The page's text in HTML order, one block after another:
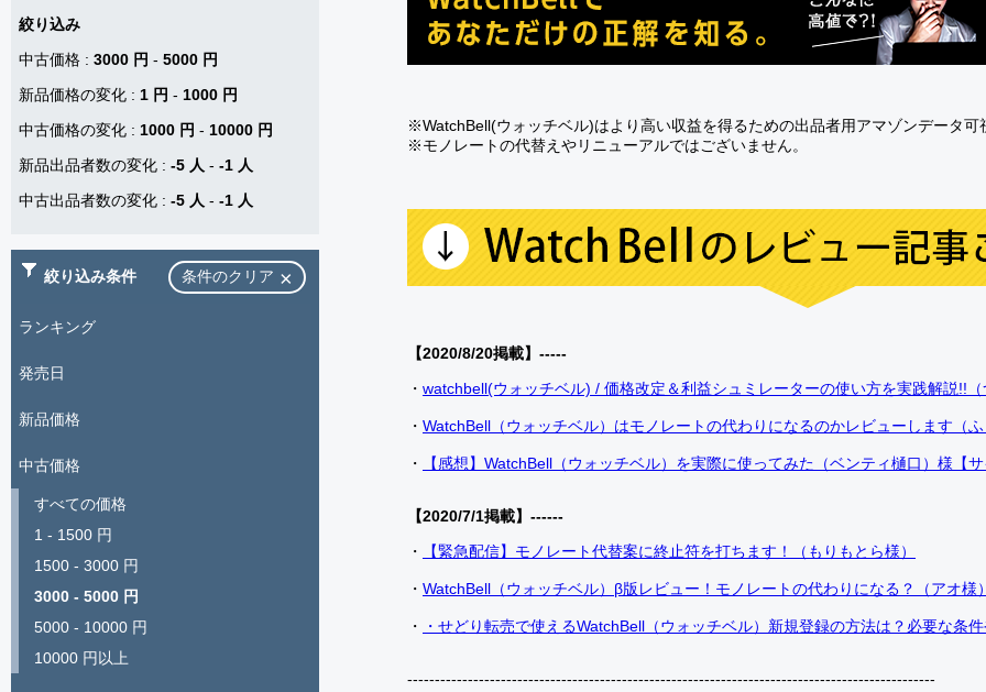
※WatchBell(ウォッチベル)はより高い収益を得るための出品者用アマゾンデータ可
※モノレートの代替えやリニューアルではございません。
【2020/8/20掲載】-----
・ watchbell(ウォッチベル) / 価格改定＆利益シュミレーターの使い方を実践解説!!
・ WatchBell（ウォッチベル）はモノレートの代わりになるのかレビューします（
・ 【感想】WatchBell（ウォッチベル）を実際に使ってみた（ベンティ樋口）様【
【2020/7/1掲載】------
・
【緊急配信】モノレート代替案に終止符を打ちます！（もりもとら様）
・ WatchBell（ウォッチベル）β版レビュー！モノレートの代わりになる？（アオ様
・ ・せどり転売で使えるWatchBell（ウォッチベル）新規登録の方法は？必要な条
------------------------------------------------------------------------------------------------
絞り込み
中古価格 : 3000 円 - 5000 円
新品価格の変化 : 1 円 - 1000 円
中古価格の変化 : 1000 円 - 10000 円
新品出品者数の変化 : -5 人 - -1 人
中古出品者数の変化 : -5 人 - -1 人
絞り込み条件 条件のクリア
ランキング
発売日
新品価格
中古価格
すべての価格
1 - 1500 円
1500 - 3000 円
3000 - 5000 円
5000 - 10000 円
10000 円以上